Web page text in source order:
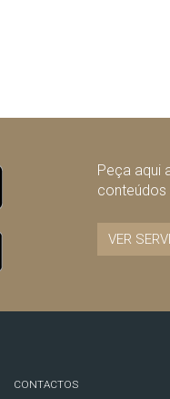
Peça aqui
conteúdos
VER
CONTACTOS